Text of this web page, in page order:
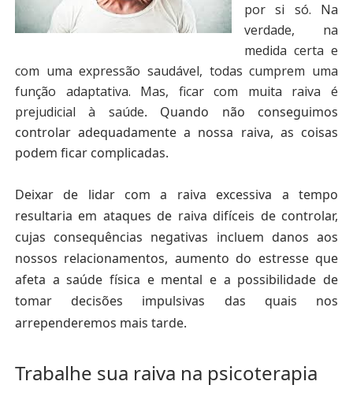
por si só. Na
verdade, na
medida certa e
com uma expressão saudável, todas cumprem uma
função adaptativa. Mas, ficar com muita raiva é
prejudicial à saúde. Quando não conseguimos
controlar adequadamente a nossa raiva, as coisas
podem ficar complicadas.
Deixar de lidar com a raiva excessiva a tempo
resultaria em ataques de raiva difíceis de controlar,
cujas consequências negativas incluem danos aos
nossos relacionamentos, aumento do estresse que
afeta a saúde física e mental e a possibilidade de
tomar decisões impulsivas das quais nos
arrependeremos mais tarde.
Trabalhe sua raiva na psicoterapia